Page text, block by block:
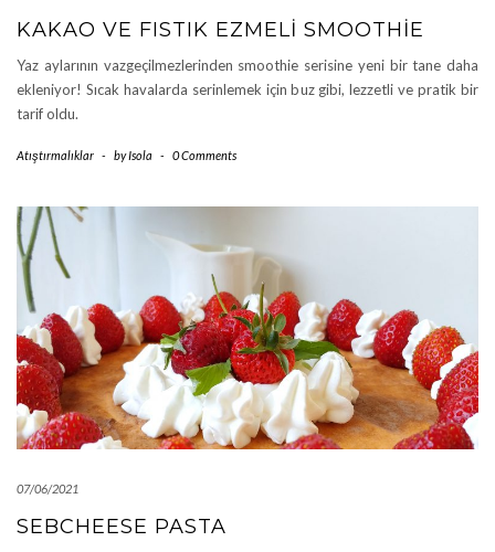
KAKAO VE FISTIK EZMELI SMOOTHIE
Yaz aylarının vazgeçilmezlerinden smoothie serisine yeni bir tane daha
ekleniyor! Sıcak havalarda serinlemek için buz gibi, lezzetli ve pratik bir
tarif oldu.
Atıştırmalıklar - byIsola - 0 Comments
07/06/2021
SEBCHEESE PASTA